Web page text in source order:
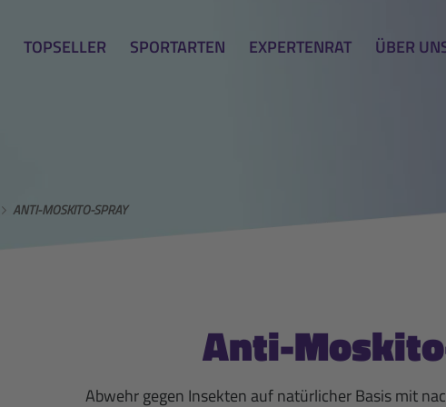
TOPSELLER SPORTARTEN EXPERTENRAT ÜBER
ANTI-MOSKITO-SPRAY
Anti-
Abwehr gegen Insekten auf natürlicher Basis mit